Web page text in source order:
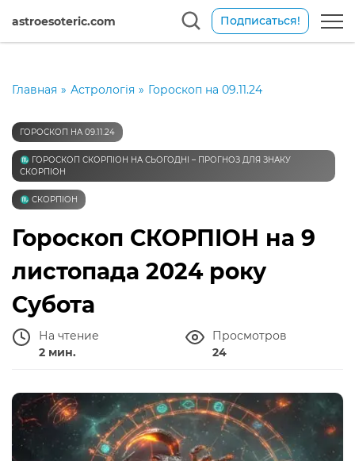
astroesoteric.com Подписаться!
Главная » Астрологія » Гороскоп на 09.11.24
ГОРОСКОП НА 09.11.24
♏️ ГОРОСКОП СКОРПІОН НА СЬОГОДНІ – ПРОГНОЗ ДЛЯ ЗНАКУ
СКОРПІОН
♏️ СКОРПІОН
Гороскоп СКОРПІОН на 9
листопада 2024 року
Субота
На чтение
2 мин.
Просмотров
24